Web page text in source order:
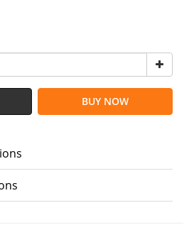
BUY NOW